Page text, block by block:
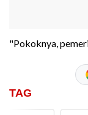
"Pokoknya,
TAG